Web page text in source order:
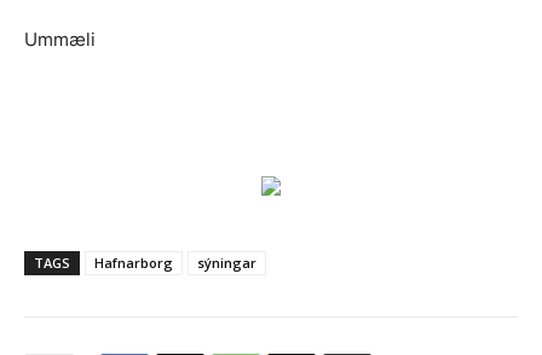
Ummæli
TAGS Hafnarborg sýningar